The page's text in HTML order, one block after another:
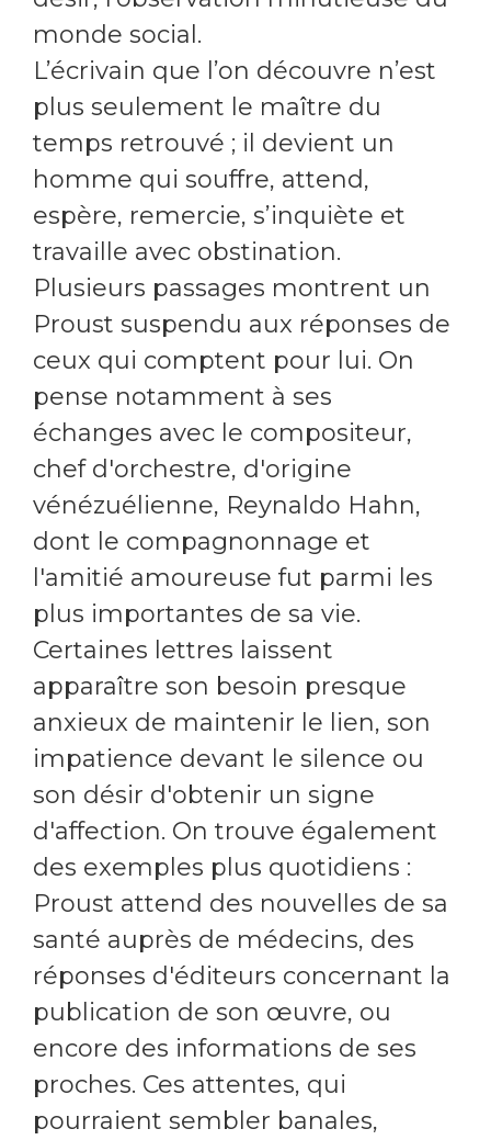
monde social.
L’écrivain que l’on découvre n’est
plus seulement le maître du
temps retrouvé ; il devient un
homme qui souffre, attend,
espère, remercie, s’inquiète et
travaille avec obstination.
Plusieurs passages montrent un
Proust suspendu aux réponses de
ceux qui comptent pour lui. On
pense notamment à ses
échanges avec le compositeur,
chef d'orchestre, d'origine
vénézuélienne, Reynaldo Hahn,
dont le compagnonnage et
l'amitié amoureuse fut parmi les
plus importantes de sa vie.
Certaines lettres laissent
apparaître son besoin presque
anxieux de maintenir le lien, son
impatience devant le silence ou
son désir d'obtenir un signe
d'affection. On trouve également
des exemples plus quotidiens :
Proust attend des nouvelles de sa
santé auprès de médecins, des
réponses d'éditeurs concernant la
publication de son œuvre, ou
encore des informations de ses
proches. Ces attentes, qui
pourraient sembler banales,